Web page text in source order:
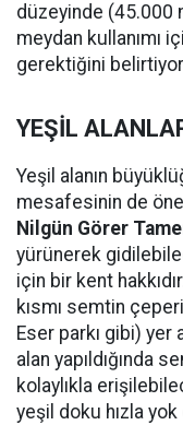
düzeyinde (45.000
meydan kullanımı
gerektiğini
YEŞİL
Yeşil alanın
mesafesinin de
Nilgün Görer
yürünerek
için bir kent
kısmı semtin
Eser parkı gibi) yer
alan yapıldığında
kolaylıkla
yeşil doku hızla